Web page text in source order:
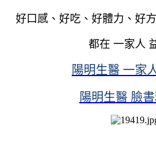
好口感、好吃、好體力、好
都在 一家人
陽明生醫 一家
陽明生醫 臉